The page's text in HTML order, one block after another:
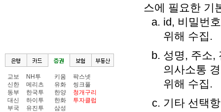
교보
신한
동부
대신
부국
NH투
메리츠
한국투
하이투
유진투
키움
유화
한양
한화
삼성
팍스넷
씽크풀
청개구리
투자클럽
스에 필요한 기
id, 비밀번
위해 수집.
성명, 주소,
의사소통
위해 수집.
기타 선택